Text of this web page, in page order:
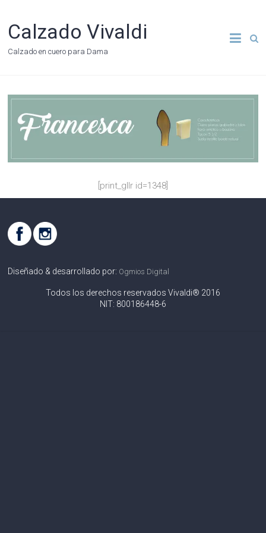
Calzado Vivaldi
Calzado en cuero para Dama
[print_gllr id=1348]
Diseñado & desarrollado por: Ogmios Digital
Todos los derechos reservados Vivaldi® 2016
NIT: 800186448-6